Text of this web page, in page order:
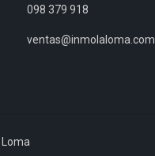
098 379 918
ventas@inmolaloma.com